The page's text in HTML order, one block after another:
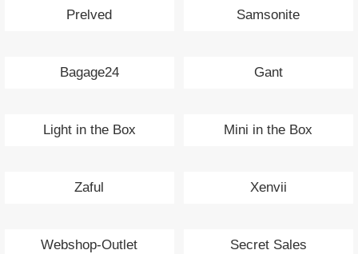
Prelved Samsonite
Bagage24 Gant
Light in the Box Mini in the Box
Zaful Xenvii
Webshop-Outlet Secret Sales